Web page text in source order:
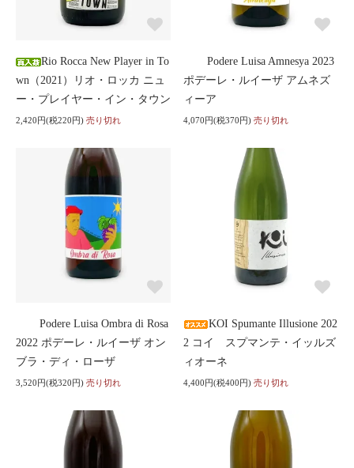
Rio Rocca New Player in To
wn（2021）リオ・ロッカ ニュ
ー・プレイヤー・イン・タウン
2,420円(税220円) 売り切れ
Podere Luisa Amnesya 2023
ポデーレ・ルイーザ アムネズ
ィーア
4,070円(税370円) 売り切れ
Podere Luisa Ombra di Rosa
2022 ポデーレ・ルイーザ オン
ブラ・ディ・ローザ
3,520円(税320円) 売り切れ
KOI Spumante Illusione 202
2 コイ スプマンテ・イッルズ
ィオーネ
4,400円(税400円) 売り切れ